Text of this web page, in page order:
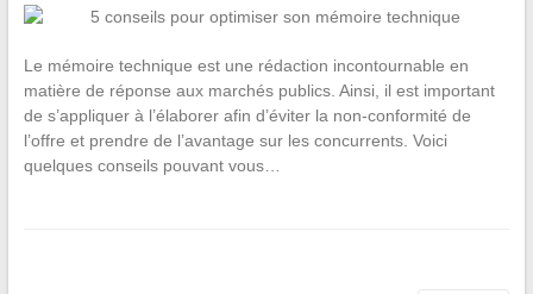
Le mémoire technique est une rédaction incontournable en
matière de réponse aux marchés publics. Ainsi, il est important
de s’appliquer à l’élaborer afin d’éviter la non-conformité de
l’offre et prendre de l’avantage sur les concurrents. Voici
quelques conseils pouvant vous…